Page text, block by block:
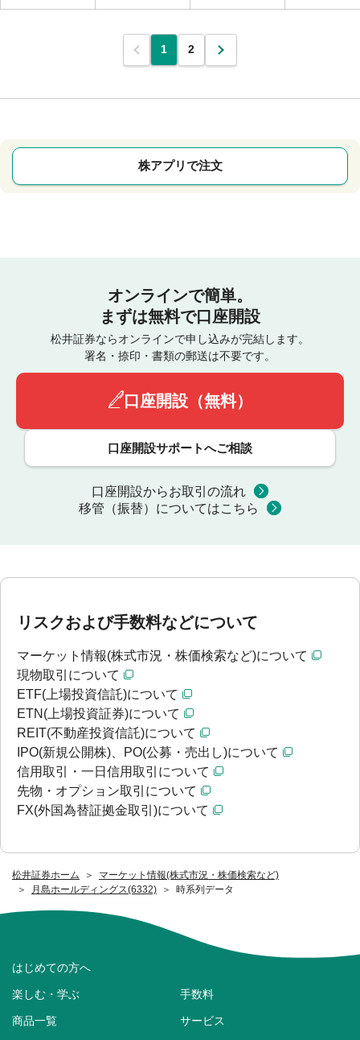
松井証券ホーム
マーケット情報(株式市況・株価検索など)
月島ホールディングス(6332)
時系列データ
1 2
株アプリで注文
オンラインで簡単。
まずは無料で口座開設
松井証券ならオンラインで申し込みが完結します。
署名・捺印・書類の郵送は不要です。
口座開設（無料）
口座開設サポートへご相談
口座開設からお取引の流れ
移管（振替）についてはこちら
リスクおよび手数料などについて
マーケット情報(株式市況・株価検索など)について
現物取引について
ETF(上場投資信託)について
ETN(上場投資証券)について
REIT(不動産投資信託)について
IPO(新規公開株)、PO(公募・売出し)について
信用取引・一日信用取引について
先物・オプション取引について
FX(外国為替証拠金取引)について
はじめての方へ
楽しむ・学ぶ 手数料
商品一覧 サービス